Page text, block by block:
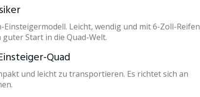
Einsteigermodell. Leicht, wendig und mit 6-Zoll-Reifen
Start in die Quad-Welt.
Quad
und leicht zu transportieren. Es richtet sich an